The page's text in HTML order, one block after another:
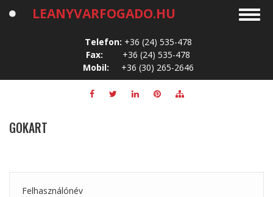
LEANYVARFOGADO.HU
Telefon: +36 (24) 535-478
Fax: +36 (24) 535-478
Mobil: +36 (30) 265-2646
GOKART
Felhasználónév